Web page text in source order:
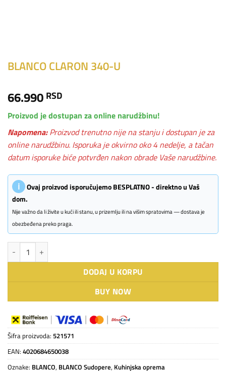
BLANCO CLARON 340-U
66.990 RSD
Proizvod je dostupan za online narudžbinu!
Napomena: Proizvod trenutno nije na stanju i dostupan je za
online narudžbinu. Isporuka je okvirno oko 4 nedelje, a tačan
datum isporuke biće potvrđen nakon obrade Vaše narudžbine.
ℹ
Ovaj proizvod isporučujemo BESPLATNO - direktno u Vaš
dom.
Nije važno da li živite u kući ili stanu, u prizemlju ili na višim spratovima — dostava je
obezbeđena preko praga.
BLANCO CLARON 340-U količina
DODAJ U KORPU
BUY NOW
Šifra proizvoda: 521571
EAN: 4020684650038
Oznake: BLANCO, BLANCO Sudopere, Kuhinjska oprema